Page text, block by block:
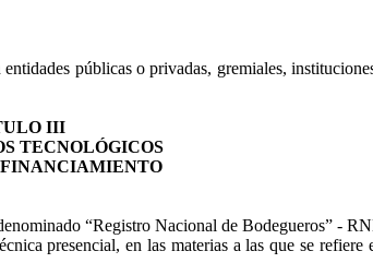
públicas o privadas, gremiales,
III
TECNOLÓGICOS
“Registro Nacional de Bodegueros” -
presencial, en las materias a las que se